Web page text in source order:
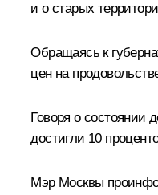
и о старых
Обращаясь к
цен на
Говоря о состоянии
достигли 10
Мэр Москвы